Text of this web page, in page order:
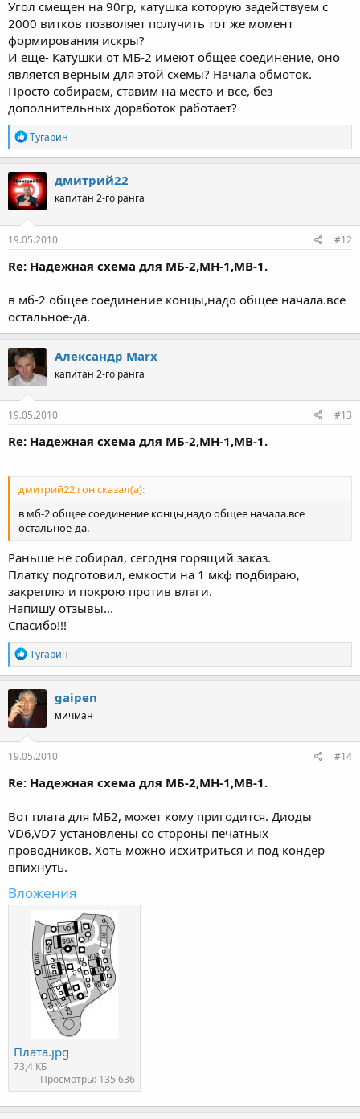
Угол смещен на 90гр, катушка которую задействуем с
2000 витков позволяет получить тот же момент
формирования искры?
И еще- Катушки от МБ-2 имеют общее соединение, оно
является верным для этой схемы? Начала обмоток.
Просто собираем, ставим на место и все, без
дополнительных доработок работает?
Р
е
а
к
ц
и
и
:
Тугарин
дмитрий22
капитан 2-го ранга
19.05.2010 #12
Re: Надежная схема для МБ-2,МН-1,МВ-1.
в мб-2 общеe соединение концы,нaдо общее началa.все
остaльное-да.
Александр Marx
капитан 2-го ранга
19.05.2010 #13
Re: Надежная схема для МБ-2,МН-1,МВ-1.
дмитрий22 гон сказал(а):
в мб-2 общеe соединение концы,нaдо общее началa.все
остaльное-да.
Раньше не собирал, сегодня горящий заказ.
Платку подготовил, емкости на 1 мкф подбираю,
закреплю и покрою против влаги.
Напишу отзывы...
Спасибо!!!
Р
е
а
к
ц
и
и
:
Тугарин
gaipen
мичман
19.05.2010 #14
Re: Надежная схема для МБ-2,МН-1,МВ-1.
Вот плата для МБ2, может кому пригодится. Диоды
VD6,VD7 установлены со стороны печатных
проводников. Хоть можно исхитриться и под кондер
впихнуть.
Вложения
Плата.jpg
73,4 КБ
Просмотры: 135 636